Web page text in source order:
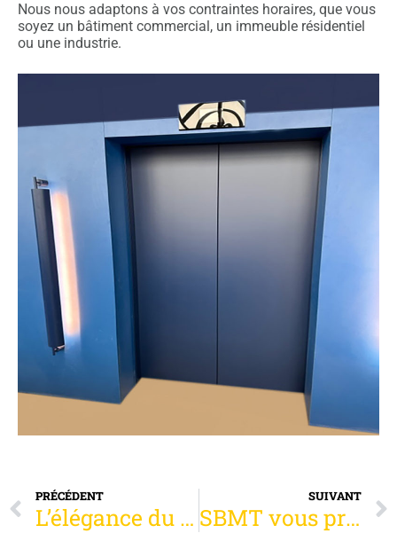
Nous nous adaptons à vos contraintes horaires, que vous
soyez un bâtiment commercial, un immeuble résidentiel
ou une industrie.
PRÉCÉDENT
L’élégance du métal dans le monde du luxe »
SUIVANT
SBMT vous présente ses meilleurs vœux pour cette nouvelle année 2025